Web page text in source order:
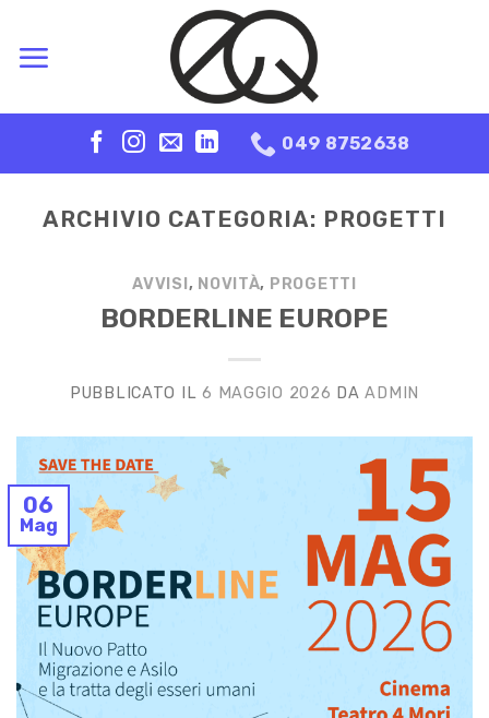
to
049 8752638
ARCHIVIO CATEGORIA: PROGETTI
AVVISI , NOVITÀ, PROGETTI
BORDERLINE EUROPE
PUBBLICATO IL6 MAGGIO 2026 DAADMIN
06
Mag